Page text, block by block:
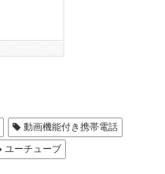
動画機能付き携帯電話
ユーチューブ